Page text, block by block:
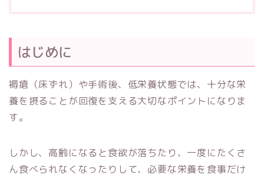
はじめに
褥瘡（床ずれ）や手術後、低栄養状態では、十分な栄
養を摂ることが回復を支える大切なポイントになりま
す。
しかし、高齢になると食欲が落ちたり、一度にたくさ
ん食べられなくなったりして、必要な栄養を食事だけ